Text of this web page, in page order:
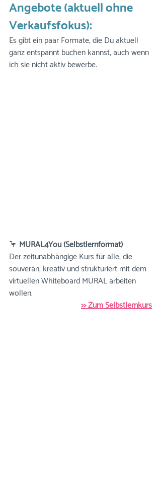
Angebote (aktuell ohne
Verkaufsfokus):
Es gibt ein paar Formate, die Du aktuell
ganz entspannt buchen kannst, auch wenn
ich sie nicht aktiv bewerbe.
🦩 MURAL4You (Selbstlernformat)
Der zeitunabhängige Kurs für alle, die
souverän, kreativ und strukturiert mit dem
virtuellen Whiteboard MURAL arbeiten
wollen.
>> Zum Selbstlernkurs